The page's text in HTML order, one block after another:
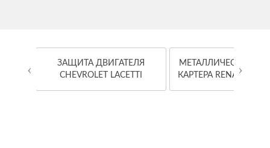
ЗАЩИТА ДВИГАТЕЛЯ
CHEVROLET LACETTI
МЕТАЛЛИЧЕСКАЯ
КАРТЕРА RENAULT
‹ ›